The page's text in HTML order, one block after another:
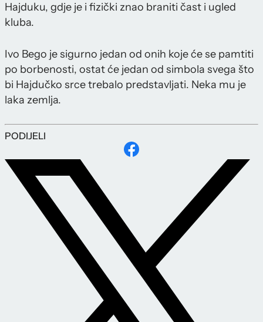
Hajduku, gdje je i fizički znao braniti čast i ugled
kluba.
Ivo Bego je sigurno jedan od onih koje će se pamtiti
po borbenosti, ostat će jedan od simbola svega što
bi Hajdučko srce trebalo predstavljati. Neka mu je
laka zemlja.
PODIJELI